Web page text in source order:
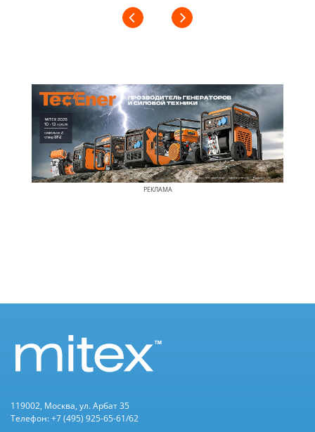
РЕКЛАМА
119002, Москва, ул. Арбат 35
Телефон: +7 (495) 925-65-61/62